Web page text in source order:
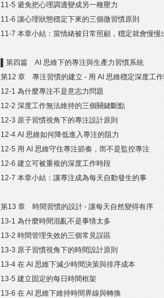
11-5 避免把心理調適變成另一種壓力
11-6 讓心理狀態穩定下來的三個微習慣原則
11-7 本章小結：當情緒被日常照顧，穩定就會慢慢
▌第四篇 AI 思維下的專注與生產力習慣系統
第12 章 專注習慣的建立 - 用 AI 思維穩定深度工
12-1 為什麼專注不是意志力問題
12-2 深度工作無法維持的三個關鍵斷點
12-3 原子習慣視角下的專注設計原則
12-4 AI 思維如何降低進入專注的阻力
12-5 用 AI 思維守住專注節奏，而不是監控專注
12-6 建立可被重複的深度工作時段
12-7 本章小結：讓專注成為每天自動發生的事
第13 章 時間習慣的設計 - 讓每天自然變得有序
13-1 為什麼時間混亂不是事情太多
13-2 時間管理失效的三個常見誤區
13-3 原子習慣視角下的時間設計原則
13-4 在 AI 思維下減少時間決策與排序成本
13-5 建立固定的每日時間框架
13-6 在 AI 思維下維持時間界線與轉換